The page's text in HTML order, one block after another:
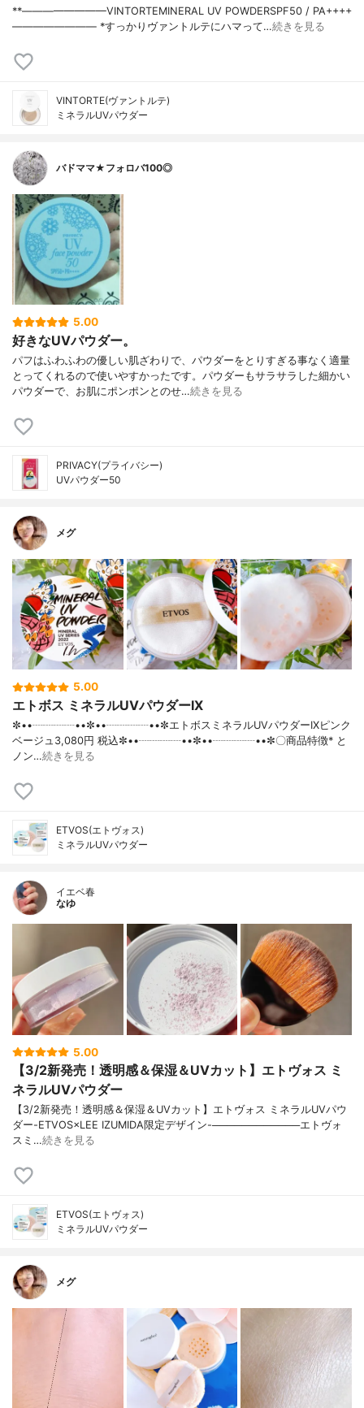
**————————⁡VINTORTE⁡MINERAL UV POWDERSPF50 / PA++++⁡
———————— ⁡⁡⁡*すっかりヴァントルテにハマって…続きを見る
VINTORTE(ヴァントルテ)
ミネラルUVパウダー
バドママ★フォロバ100◎
5.00
好きなUVパウダー。
パフはふわふわの優しい肌ざわりで、パウダーをとりすぎる事なく適量
とってくれるので使いやすかったです。パウダーもサラサラした細かい
パウダーで、お肌にポンポンとのせ…続きを見る
PRIVACY(プライバシー)
UVパウダー50
メグ
5.00
エトボス ミネラルUVパウダーIX
✼••┈┈┈┈••✼••┈┈┈┈••✼エトボスミネラルUVパウダーIXピンク
ベージュ3,080円 税込✼••┈┈┈┈••✼••┈┈┈┈••✼〇商品特徴* と
ノン…続きを見る
ETVOS(エトヴォス)
ミネラルUVパウダー
イエベ春
なゆ
5.00
【3/2新発売！透明感＆保湿＆UVカット】エトヴォス ミ
ネラルUVパウダー
【3/2新発売！透明感＆保湿＆UVカット】エトヴォス ミネラルUVパウ
ダー-ETVOS×LEE IZUMIDA限定デザイン-────────────エトヴォ
スミ…続きを見る
ETVOS(エトヴォス)
ミネラルUVパウダー
メグ